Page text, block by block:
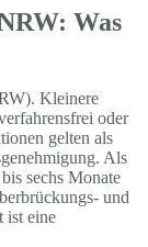
Was
Kleinere
oder
gelten als
Als
sechs Monate
und
ist eine